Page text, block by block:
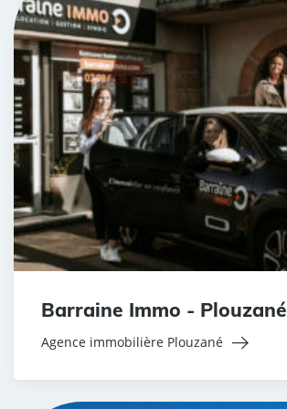
Barraine Immo - Plouzané
Agence immobilière Plouzané